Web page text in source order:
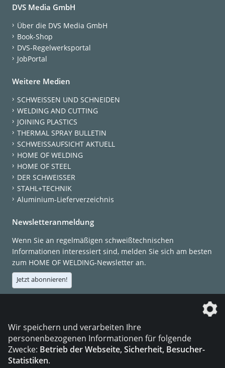
DVS Media GmbH
Über die DVS Media GmbH
Book-Shop
DVS-Regelwerksportal
JobPortal
Weitere Medien
SCHWEISSEN UND SCHNEIDEN
WELDING AND CUTTING
JOINING PLASTICS
THERMAL SPRAY BULLETIN
SCHWEISSAUFSICHT AKTUELL
HOME OF WELDING
HOME OF STEEL
DER SCHWEISSER
STAHL+TECHNIK
Aluminium-Lieferverzeichnis
Newsletteranmeldung
Wenn Sie an regelmäßigen schweißtechnischen
Informationen interessiert sind, melden Sie sich am besten
zum HOME OF WELDING-Newsletter an.
Jetzt abonnieren!
Wir speichern und verarbeiten Ihre
personenbezogenen Informationen für folgende
Zwecke: Betrieb der Webseite, Sicherheit, Besucher-
Statistiken.